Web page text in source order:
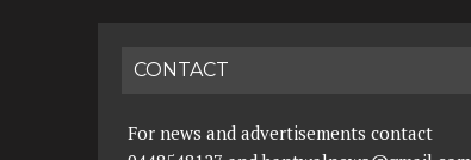
CONTACT
For news and advertisements contact